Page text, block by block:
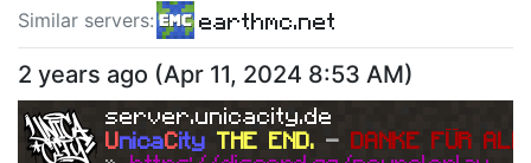
Similar servers:
earthmc.net
hub.thelegendcraft.net
mc.villagercraft.nl
2 years ago (Apr 11, 2024 8:53 AM)
server.unicacity.de
UnicaCity THE END. - DANKE FÜR